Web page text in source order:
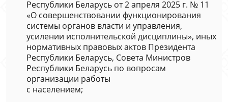
Республики Беларусь от 2 апреля 2025 г. № 11
«О совершенствовании функционирования
системы органов власти и управления,
усилении исполнительской дисциплины», иных
нормативных правовых актов Президента
Республики Беларусь, Совета Министров
Республики Беларусь по вопросам
организации работы
с населением;